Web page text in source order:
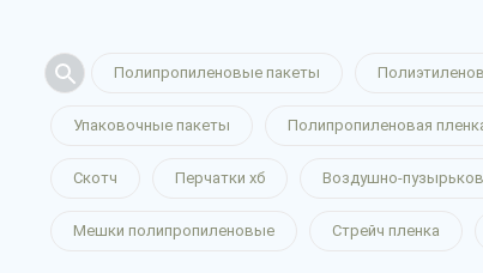
Полипропиленовые пакеты
Упаковочные пакеты Полипропиленовая
Скотч Перчатки хб Воздушно-
Мешки полипропиленовые Стрейч пленка